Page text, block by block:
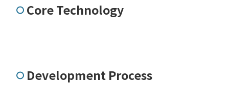
Core Technology
Development Process